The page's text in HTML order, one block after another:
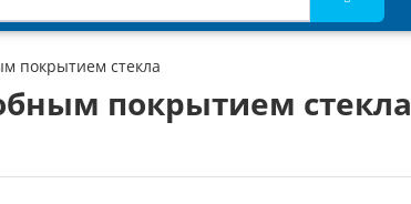
покрытием стекла
покрытием стекла